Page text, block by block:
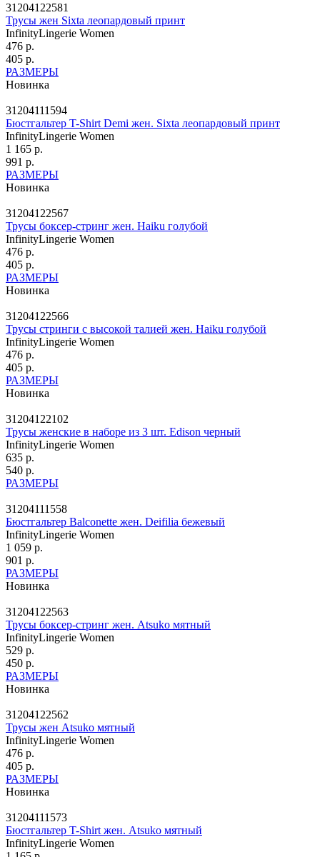
31204122581
Трусы жен Sixta леопардовый принт
InfinityLingerie Women
476 р.
405 р.
РАЗМЕРЫ
Новинка
31204111594
Бюстгальтер T-Shirt Demi жен. Sixta леопардовый принт
InfinityLingerie Women
1 165 р.
991 р.
РАЗМЕРЫ
Новинка
31204122567
Трусы боксер-стринг жен. Haiku голубой
InfinityLingerie Women
476 р.
405 р.
РАЗМЕРЫ
Новинка
31204122566
Трусы стринги с высокой талией жен. Haiku голубой
InfinityLingerie Women
476 р.
405 р.
РАЗМЕРЫ
Новинка
31204122102
Трусы женские в наборе из 3 шт. Edison черный
InfinityLingerie Women
635 р.
540 р.
РАЗМЕРЫ
31204111558
Бюстгальтер Balconette жен. Deifilia бежевый
InfinityLingerie Women
1 059 р.
901 р.
РАЗМЕРЫ
Новинка
31204122563
Трусы боксер-стринг жен. Atsuko мятный
InfinityLingerie Women
529 р.
450 р.
РАЗМЕРЫ
Новинка
31204122562
Трусы жен Atsuko мятный
InfinityLingerie Women
476 р.
405 р.
РАЗМЕРЫ
Новинка
31204111573
Бюстгальтер T-Shirt жен. Atsuko мятный
InfinityLingerie Women